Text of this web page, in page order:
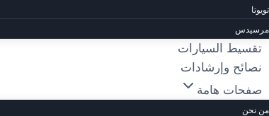
تويوتا
مرسيدس
تقسيط السيارات
نصائح وإرشادات
صفحات هامة
من نحن